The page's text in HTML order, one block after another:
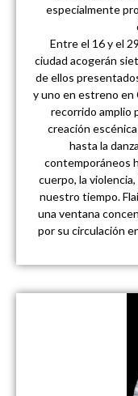
especialmente
Entre el 16 y el
ciudad acogerán
de ellos
y uno en estreno en
recorrido amplio
creación
hasta la
contemporáneos
cuerpo, la
nuestro tiempo.
una ventana
por su circulación